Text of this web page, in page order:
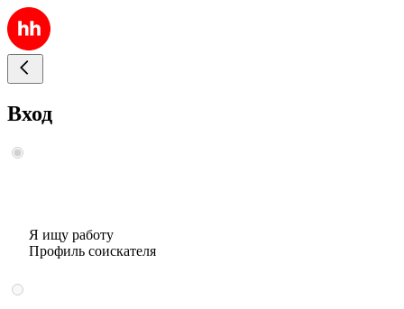
Вход
Я ищу работу
Профиль соискателя